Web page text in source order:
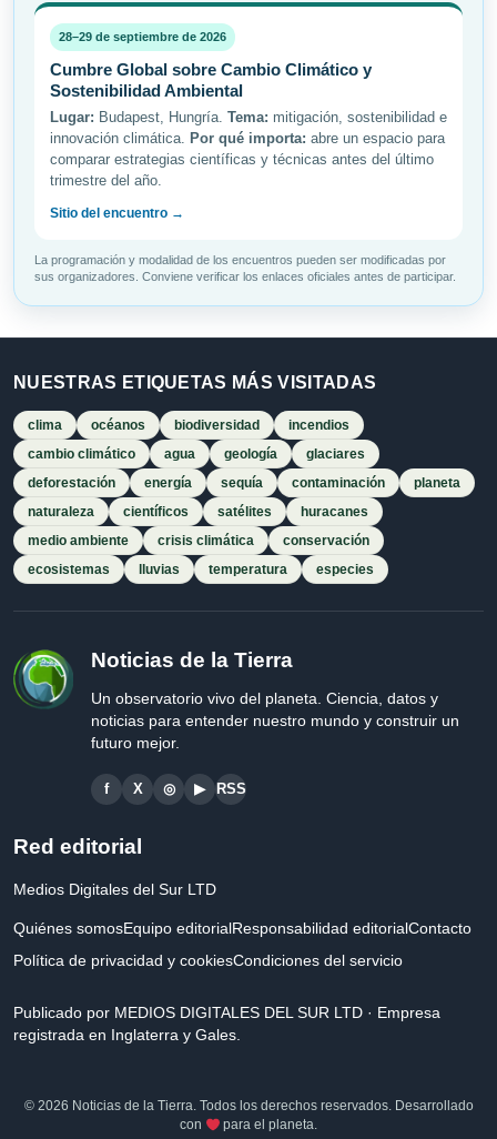
28–29 de septiembre de 2026
Cumbre Global sobre Cambio Climático y
Sostenibilidad Ambiental
Lugar: Budapest, Hungría. Tema: mitigación, sostenibilidad e
innovación climática. Por qué importa: abre un espacio para
comparar estrategias científicas y técnicas antes del último
trimestre del año.
Sitio del encuentro →
La programación y modalidad de los encuentros pueden ser modificadas por
sus organizadores. Conviene verificar los enlaces oficiales antes de participar.
NUESTRAS ETIQUETAS MÁS VISITADAS
clima océanos biodiversidad
incendios
cambio climático
agua geología
glaciares
deforestación
energía sequía contaminación
planeta
naturaleza
científicos satélites
huracanes
medio ambiente
crisis climática
conservación
ecosistemas
lluvias temperatura especies
Noticias de la Tierra
Un observatorio vivo del planeta. Ciencia, datos y
noticias para entender nuestro mundo y construir un
futuro mejor.
f X ◎ ▶ RSS
Red editorial
Medios Digitales del Sur LTD
Quiénes somosEquipo editorialResponsabilidad editorialContacto
Política de privacidad y cookiesCondiciones del servicio
Publicado por MEDIOS DIGITALES DEL SUR LTD · Empresa
registrada en Inglaterra y Gales.
© 2026 Noticias de la Tierra. Todos los derechos reservados. Desarrollado
con
para el planeta.